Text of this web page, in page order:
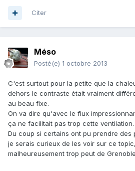
Citer
Méso
Posté(e) 1 octobre 2013
C'est surtout pour la petite que la
dehors le contraste était vraiment
au beau fixe.
On va dire qu'avec le flux
ça ne facilitait pas trop cette ventilation.
Du coup si certains ont pu prendre des
je serais curieux de les voir sur ce
malheureusement trop peut de